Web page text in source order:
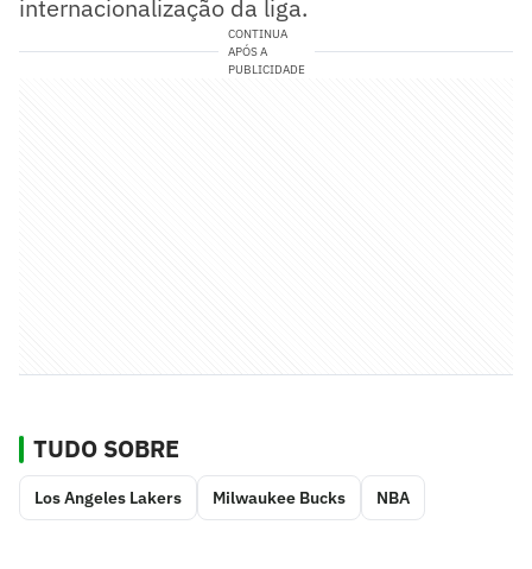
internacionalização da liga.
CONTINUA
APÓS A
PUBLICIDADE
TUDO SOBRE
Los Angeles Lakers Milwaukee Bucks NBA